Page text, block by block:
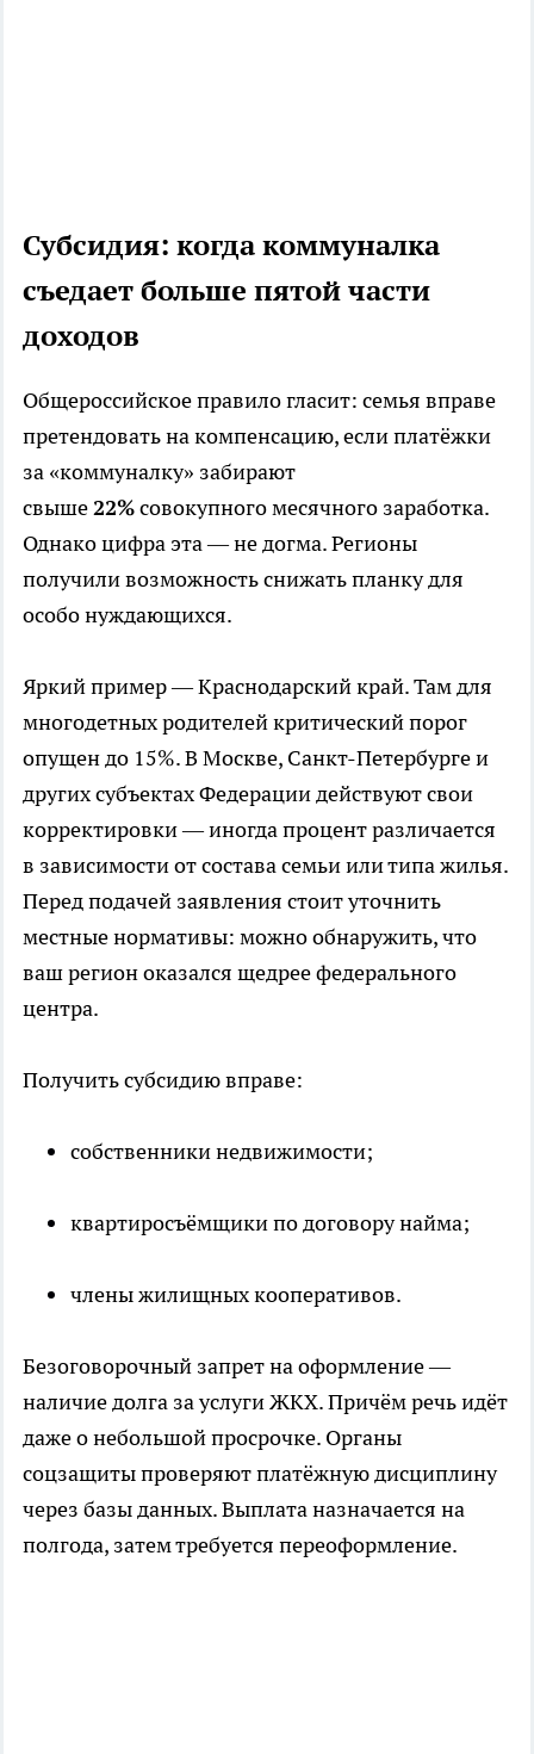
Субсидия: когда коммуналка
съедает больше пятой части
доходов
Общероссийское правило гласит: семья вправе
претендовать на компенсацию, если платёжки
за «коммуналку» забирают
свыше22%совокупного месячного заработка.
Однако цифра эта — не догма. Регионы
получили возможность снижать планку для
особо нуждающихся.
Яркий пример — Краснодарский край. Там для
многодетных родителей критический порог
опущен до 15%. В Москве, Санкт-Петербурге и
других субъектах Федерации действуют свои
корректировки — иногда процент различается
в зависимости от состава семьи или типа жилья.
Перед подачей заявления стоит уточнить
местные нормативы: можно обнаружить, что
ваш регион оказался щедрее федерального
центра.
Получить субсидию вправе:
собственники недвижимости;
квартиросъёмщики по договору найма;
члены жилищных кооперативов.
Безоговорочный запрет на оформление —
наличие долга за услуги ЖКХ. Причём речь идёт
даже о небольшой просрочке. Органы
соцзащиты проверяют платёжную дисциплину
через базы данных. Выплата назначается на
полгода, затем требуется переоформление.